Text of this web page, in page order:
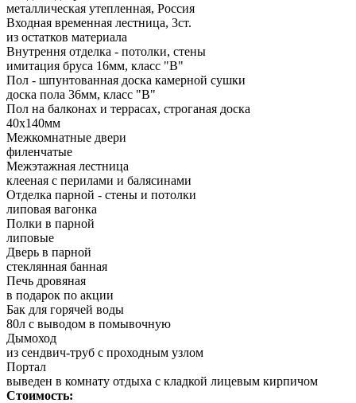
металлическая утепленная, Россия
Входная временная лестница, 3ст.
из остатков материала
Внутрення отделка - потолки, стены
имитация бруса 16мм, класс "В"
Пол - шпунтованная доска камерной сушки
доска пола 36мм, класс "B"
Пол на балконах и террасах, строганая доска
40x140мм
Межкомнатные двери
филенчатые
Межэтажная лестница
клееная с перилами и балясинами
Отделка парной - стены и потолки
липовая вагонка
Полки в парной
липовые
Дверь в парной
стеклянная банная
Печь дровяная
в подарок по акции
Бак для горячей воды
80л с выводом в помывочную
Дымоход
из сендвич-труб с проходным узлом
Портал
выведен в комнату отдыха с кладкой лицевым кирпичом
Стоимость: